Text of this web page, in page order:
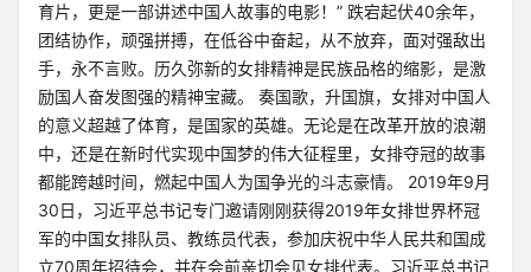
育片，更是一部讲述中国人故事的电影！” 跌宕起伏40余年，
团结协作，顽强拼搏，在低谷中奋起，从不放弃，面对强敌出
手，永不言败。历久弥新的女排精神是民族品格的缩影，是激
励国人奋发图强的精神宝藏。 奏国歌，升国旗，女排对中国人
的意义超越了体育，是国家的英雄。无论是在改革开放的浪潮
中，还是在新时代实现中国梦的伟大征程里，女排夺冠的故事
都能跨越时间，燃起中国人为国争光的斗志豪情。 2019年9月
30日，习近平总书记专门邀请刚刚获得2019年女排世界杯冠
军的中国女排队员、教练员代表，参加庆祝中华人民共和国成
立70周年招待会，并在会前亲切会见女排代表。习近平总书记